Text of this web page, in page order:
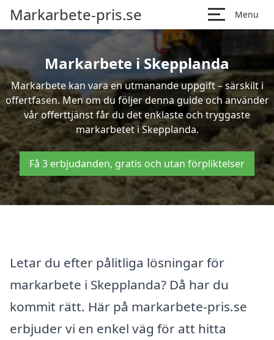
Markarbete-pris.se Menu
Markarbete i Skepplanda
Markarbete kan vara en utmanande uppgift – särskilt i
offertfasen. Men om du följer denna guide och använder
vår offerttjänst får du det enklaste och tryggaste
markarbetet i Skepplanda.
Få 3 erbjudanden, gratis och utan förpliktelser
Letar du efter pålitliga lösningar för
markarbete i Skepplanda? Då har du
kommit rätt. Här på markarbete-pris.se
erbjuder vi en enkel väg för att hitta